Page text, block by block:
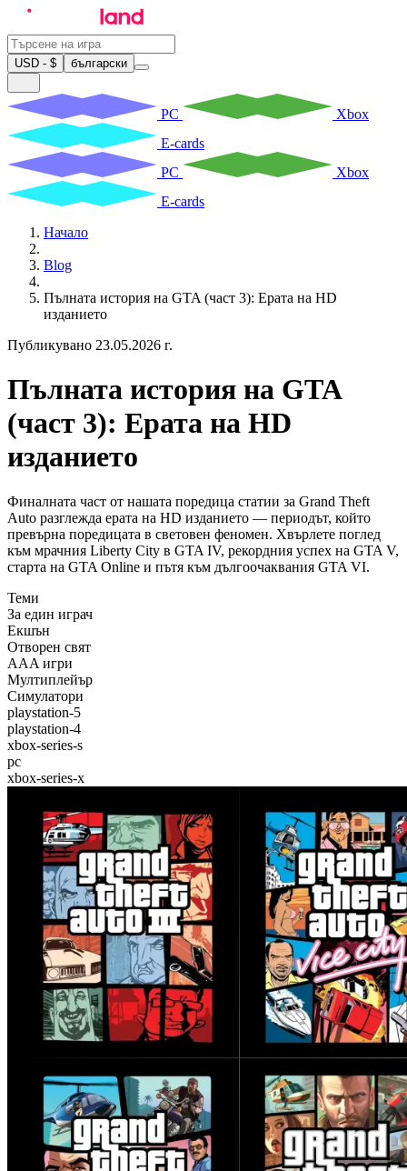
USD - $ български
PC
Xbox
E-cards
PC
Xbox
E-cards
Начало
Blog
Пълната история на GTA (част 3): Ерата на HD
изданието
Публикувано 23.05.2026 г.
Пълната история на GTA
(част 3): Ерата на HD
изданието
Финалната част от нашата поредица статии за Grand Theft
Auto разглежда ерата на HD изданието — периодът, който
превърна поредицата в световен феномен. Хвърлете поглед
към мрачния Liberty City в GTA IV, рекордния успех на GTA V,
старта на GTA Online и пътя към дългоочаквания GTA VI.
Теми
За един играч
Екшън
Отворен свят
AAA игри
Мултиплейър
Симулатори
playstation-5
playstation-4
xbox-series-s
pc
xbox-series-x